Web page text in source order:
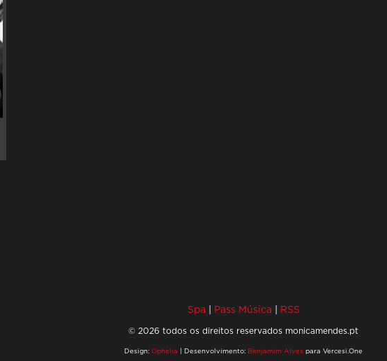
Spa | Pass Música | RSS
© 2026 todos os direitos reservados monicamendes.pt
Design: Ophelia | Desenvolvimento: Benjamim Alves para Vercesi.One